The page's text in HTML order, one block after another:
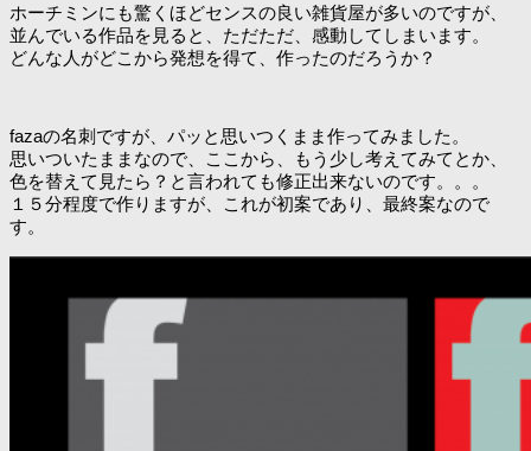
ホーチミンにも驚くほどセンスの良い雑貨屋が多いのですが、
並んでいる作品を見ると、ただただ、感動してしまいます。
どんな人がどこから発想を得て、作ったのだろうか？
fazaの名刺ですが、パッと思いつくまま作ってみました。
思いついたままなので、ここから、もう少し考えてみてとか、
色を替えて見たら？と言われても修正出来ないのです。。。
１５分程度で作りますが、これが初案であり、最終案なので
す。